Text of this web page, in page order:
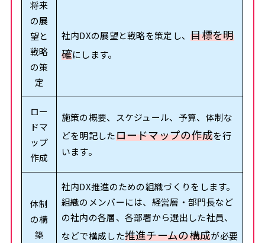
将来
の展
望と
戦略
の策
定
社内DXの展望と戦略を策定し、目標を明
確にします。
ロー
ドマ
ップ
作成
施策の概要、スケジュール、予算、体制な
どを明記したロードマップの作成を行
います。
体制
の構
築
社内DX推進のための組織づくりをします。
組織のメンバーには、経営層・部門長など
の社内の各層、各部署から選出した社員、
などで構成した推進チームの構成が必要